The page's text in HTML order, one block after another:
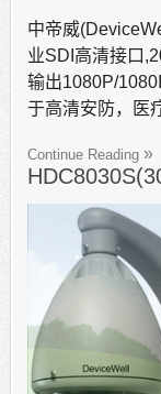
中帝威
业SDI高清接口
输出1080P/
于高清安防，医
Continue Reading